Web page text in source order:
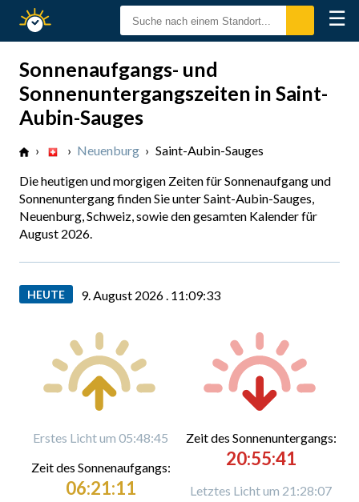
Sonnenzeiten ☰
Sonnenaufgangs- und
Sonnenuntergangszeiten in Saint-
Aubin-Sauges
› › Neuenburg › Saint-Aubin-Sauges
Die heutigen und morgigen Zeiten für Sonnenaufgang und
Sonnenuntergang finden Sie unter Saint-Aubin-Sauges,
Neuenburg, Schweiz, sowie den gesamten Kalender für
August 2026.
HEUTE 9. August 2026 . 11:09:34
Erstes Licht um 05:48:45
Zeit des Sonnenaufgangs:
06:21:11
Zeit des Sonnenuntergangs:
20:55:41
Letztes Licht um 21:28:07